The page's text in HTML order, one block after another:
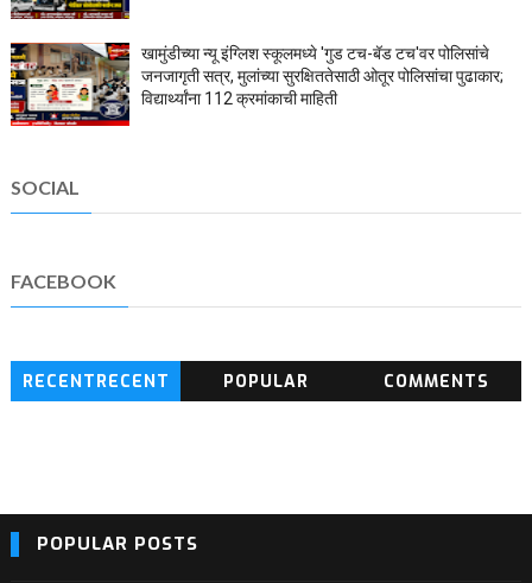
खामुंडीच्या न्यू इंग्लिश स्कूलमध्ये 'गुड टच-बॅड टच'वर पोलिसांचे
जनजागृती सत्र, मुलांच्या सुरक्षिततेसाठी ओतूर पोलिसांचा पुढाकार;
विद्यार्थ्यांना 112 क्रमांकाची माहिती
SOCIAL
FACEBOOK
RECENTRECENT
POPULAR COMMENTS
POPULAR POSTS